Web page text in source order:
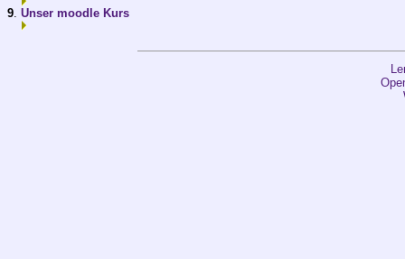
9. Unser moodle Kurs